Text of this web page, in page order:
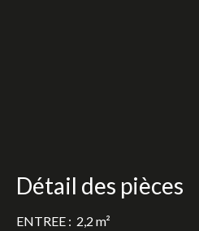
Détail des pièces
ENTREE : 2,2 m²